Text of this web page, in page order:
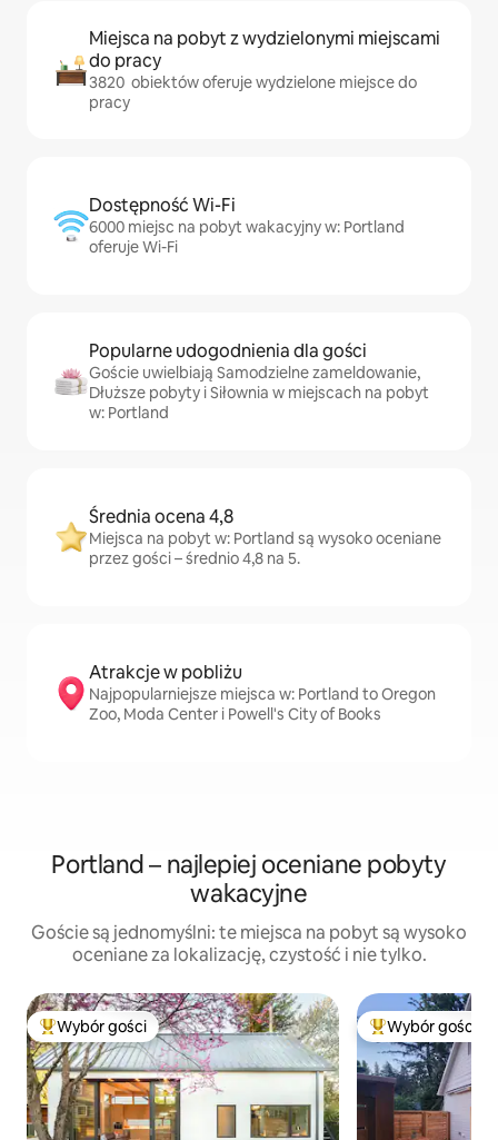
Miejsca na pobyt z wydzielonymi miejscami
do pracy
3820 obiektów oferuje wydzielone miejsce do
pracy
Dostępność Wi-Fi
6000 miejsc na pobyt wakacyjny w: Portland
oferuje Wi-Fi
Popularne udogodnienia dla gości
Goście uwielbiają Samodzielne zameldowanie,
Dłuższe pobyty i Siłownia w miejscach na pobyt
w: Portland
Średnia ocena 4,8
Miejsca na pobyt w: Portland są wysoko oceniane
przez gości – średnio 4,8 na 5.
Atrakcje w pobliżu
Najpopularniejsze miejsca w: Portland to Oregon
Zoo, Moda Center i Powell's City of Books
Portland – najlepiej oceniane pobyty
wakacyjne
Goście są jednomyślni: te miejsca na pobyt są wysoko
oceniane za lokalizację, czystość i nie tylko.
Najpopularniejsze z kategorii Wybór gości
Wybór gości Wybór gości